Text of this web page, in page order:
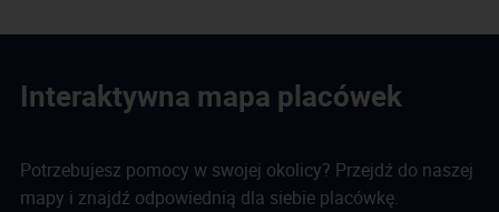
Interaktywna mapa placówek
Potrzebujesz pomocy w swojej okolicy? Przejdź do naszej
mapy i znajdź odpowiednią dla siebie placówkę.